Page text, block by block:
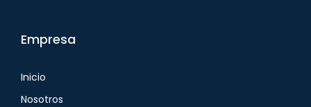
Empresa
Inicio
Nosotros